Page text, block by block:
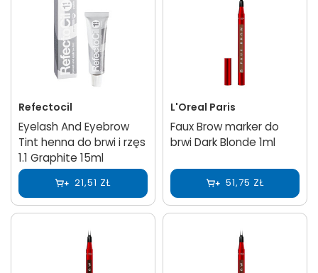
Refectocil
Eyelash And Eyebrow
Tint henna do brwi i rzęs
1.1 Graphite 15ml
21,51 ZŁ
L'Oreal Paris
Faux Brow marker do
brwi Dark Blonde 1ml
51,75 ZŁ